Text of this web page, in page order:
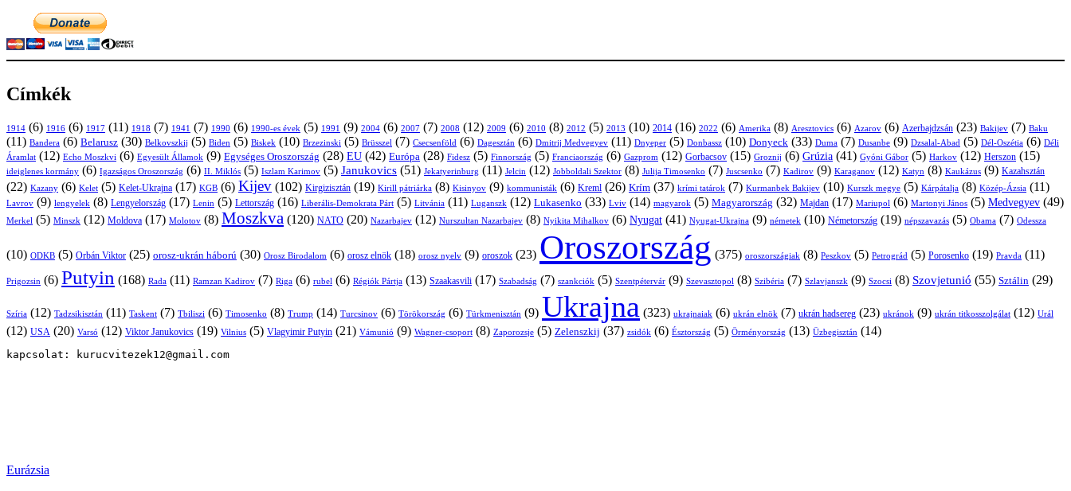
Címkék
1914 (6) 1916 (6) 1917 (11) 1918 (7) 1941 (7) 1990 (6) 1990-es évek (5) 1991 (9) 2004 (6) 2007 (7) 2008 (12) 2009 (6) 2010 (8) 2012 (5) 2013 (10) 2014 (16) 2022 (6) Amerika (8) Aresztovics (6) Azarov (6) Azerbajdzsán (23) Bakijev (7) Baku
(11) Bandera (6) Belarusz (30) Belkovszkij (5) Biden (5) Biskek (10) Brzezinski (5) Brüsszel (7) Csecsenföld (6) Dagesztán (6) Dmitrij Medvegyev (11) Dnyeper (5) Donbassz (10) Donyeck (33) Duma (7) Dusanbe (9) Dzsalal-Abad (5) Dél-Oszétia (6) Déli
Áramlat (12) Echo Moszkvi (6) Egyesült Államok (9) Egységes Oroszország (28) EU (42) Európa (28) Fidesz (5) Finnország (5) Franciaország (6) Gazprom (12) Gorbacsov (15) Groznij (6) Grúzia (41) Gyóni Gábor (5) Harkov (12) Herszon (15)
ideiglenes kormány (6) Igazságos Oroszország (6) II. Miklós (5) Iszlam Karimov (5) Janukovics (51) Jekatyerinburg (11) Jelcin (12) Jobboldali Szektor (8) Julija Timosenko (7) Juscsenko (7) Kadirov (9) Karaganov (12) Katyn (8) Kaukázus (9) Kazahsztán
(22) Kazany (6) Kelet (5) Kelet-Ukrajna (17) KGB (6) Kijev (102) Kirgizisztán (19) Kirill pátriárka (8) Kisinyov (9) kommunisták (6) Kreml (26) Krím (37) krími tatárok (7) Kurmanbek Bakijev (10) Kurszk megye (5) Kárpátalja (8) Közép-Ázsia (11)
Lavrov (9) lengyelek (8) Lengyelország (17) Lenin (5) Lettország (16) Liberális-Demokrata Párt (5) Litvánia (11) Luganszk (12) Lukasenko (33) Lviv (14) magyarok (5) Magyarország (32) Majdan (17) Mariupol (6) Martonyi János (5) Medvegyev (49)
Merkel (5) Minszk (12) Moldova (17) Molotov (8) Moszkva (120) NATO (20) Nazarbajev (12) Nurszultan Nazarbajev (8) Nyikita Mihalkov (6) Nyugat (41) Nyugat-Ukrajna (9) németek (10) Németország (19) népszavazás (5) Obama (7) Odessza
(10) ODKB (5) Orbán Viktor (25) orosz-ukrán háború (30) Orosz Birodalom (6) orosz elnök (18) orosz nyelv (9) oroszok (23) Oroszország (375) oroszországiak (8) Peszkov (5) Petrográd (5) Porosenko (19) Pravda (11)
Prigozsin (6) Putyin (168) Rada (11) Ramzan Kadirov (7) Riga (6) rubel (6) Régiók Pártja (13) Szaakasvili (17) Szabadság (7) szankciók (5) Szentpétervár (9) Szevasztopol (8) Szibéria (7) Szlavjanszk (9) Szocsi (8) Szovjetunió (55) Sztálin (29)
Szíria (12) Tadzsikisztán (11) Taskent (7) Tbiliszi (6) Timosenko (8) Trump (14) Turcsinov (6) Törökország (6) Türkmenisztán (9) Ukrajna (323) ukrajnaiak (6) ukrán elnök (7) ukrán hadsereg (23) ukránok (9) ukrán titkosszolgálat (12) Urál
(12) USA (20) Varsó (12) Viktor Janukovics (19) Vilnius (5) Vlagyimir Putyin (21) Vámunió (9) Wagner-csoport (8) Zaporozsje (5) Zelenszkij (37) zsidók (6) Észtország (5) Örményország (13) Üzbegisztán (14)
kapcsolat: kurucvitezek12@gmail.com
Eurázsia